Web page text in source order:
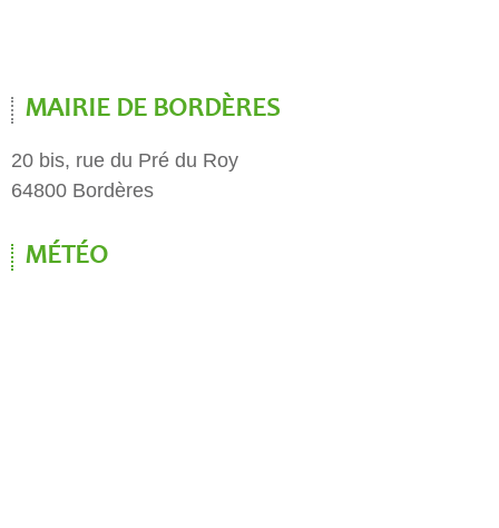
MAIRIE DE BORDÈRES
20 bis, rue du Pré du Roy
64800 Bordères
MÉTÉO